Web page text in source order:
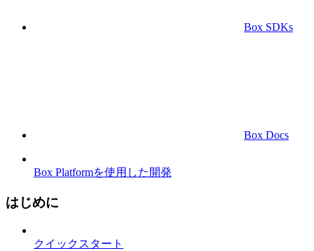
Box SDKs
Box Docs
Box Platformを使用した開発
はじめに
クイックスタート